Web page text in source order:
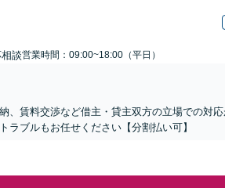
談営業時間：09:00~18:00（平日）
、賃料交渉など借主・貸主双方の立場での対
ブルもお任せください【分割払い可】